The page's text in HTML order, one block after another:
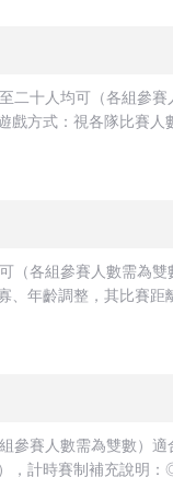
二十人均可（各組參
方式：視各隊比賽人數
（各組參賽人數需為
年齡調整，其比賽距離
參賽人數需為雙數）
，計時賽制補充說明：